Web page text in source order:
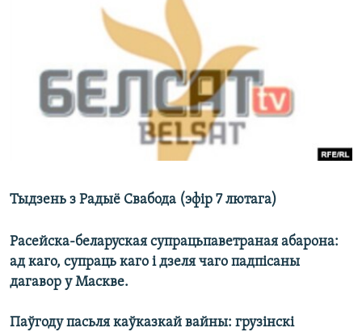
НА ХВАЛЯХ СВАБОДЫ
Тыдзень з Радыё Свабода (эфір 7 лютага)
Расейска-беларуская супрацьпаветраная абарона:
ад каго, супраць каго і дзеля чаго падпіcаны
дагавор у Маскве.
Паўгоду пасьля каўказкай вайны: грузінскі